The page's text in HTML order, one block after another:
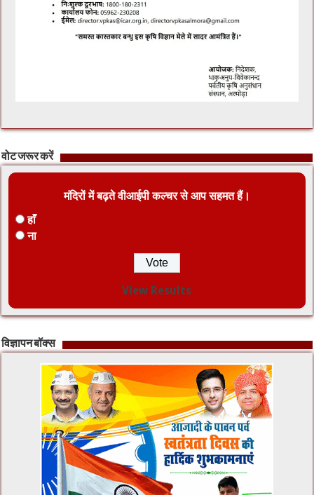
वोट जरूर करें
मंदिरों में बढ़ते वीआईपी कल्चर से आप सहमत हैं।
हाँ
ना
View Results
विज्ञापन बॉक्स